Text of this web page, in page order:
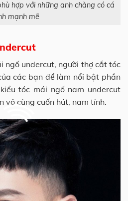
hợp với những anh chàng có cá
mạnh mẽ
ngố undercut, người thợ cắt tóc
các bạn để làm nổi bật phần
tóc mái ngố nam undercut
vô cùng cuốn hút, nam tính.